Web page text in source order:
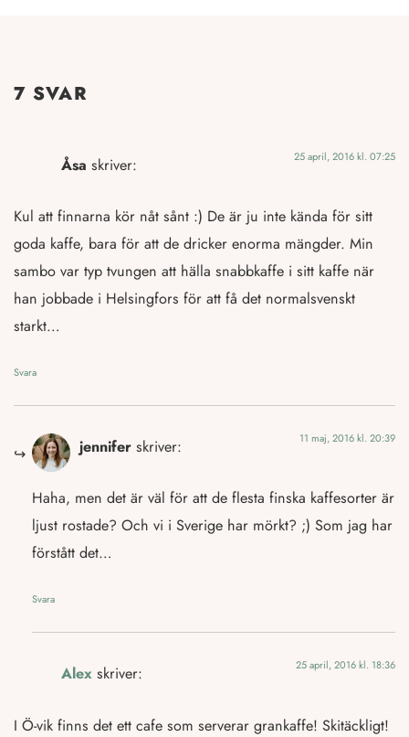
7 SVAR
Åsa skriver: 25 april, 2016 kl. 07:25
Kul att finnarna kör nåt sånt :) De är ju inte kända för sitt
goda kaffe, bara för att de dricker enorma mängder. Min
sambo var typ tvungen att hälla snabbkaffe i sitt kaffe när
han jobbade i Helsingfors för att få det normalsvenskt
starkt…
Svara
jennifer skriver: 11 maj, 2016 kl. 20:39
Haha, men det är väl för att de flesta finska kaffesorter är
ljust rostade? Och vi i Sverige har mörkt? ;) Som jag har
förstått det…
Svara
Alex skriver: 25 april, 2016 kl. 18:36
I Ö-vik finns det ett cafe som serverar grankaffe! Skitäckligt!